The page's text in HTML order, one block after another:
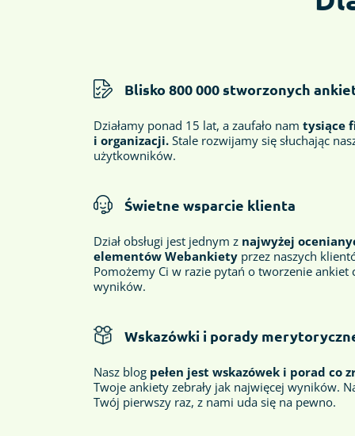
Blisko 800 000 stworzonych
Działamy ponad 15 lat, a zaufało nam tysiące
i organizacji. Stale rozwijamy się słuchając
użytkowników.
Świetne wsparcie klienta
Dział obsługi jest jednym z najwyżej
elementów Webankiety przez naszych
Pomożemy Ci w razie pytań o tworzenie ankiet
wyników.
Wskazówki i porady
Nasz blog pełen jest wskazówek i porad co
Twoje ankiety zebrały jak najwięcej wyników.
Twój pierwszy raz, z nami uda się na pewno.